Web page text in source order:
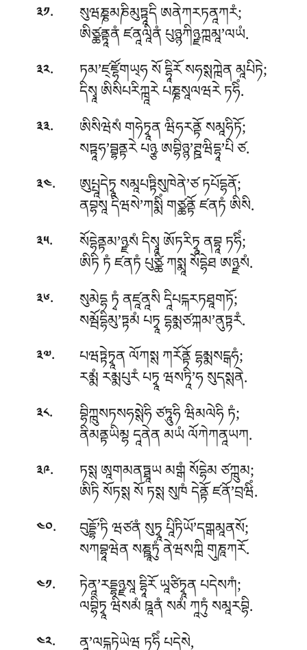
༣༡. སུཝཎྞམཎིམུཏྟཱདི ཨནེཀརཏནཱཀརཾ;
ཨིཙྪནྟཱནཾ ཛནཱལཱིནཾ པུཉྙཀིཉྫཀྑམཱ’ལཡཾ.
༣༢. ཏམ’ཛ྄ཛྷོགཡ྄ཧ སོ དྷཱིརོ སཧསྶཀྑེན མཱཔིཏེ;
དིསྭཱ ཨིསིཔརིཀྑཱརེ པཎྞསཱལཝརེ ཏཧིཾ.
༣༣. ཨིསིཝེསཾ གཧེཏྭཱན ཝིཧརནྟོ སམཱཧིཏོ;
སཏྟཱཧ’བྦྷནྟརེ པཉྩ ཨབྷིཉྙ’ཊྛཝིདྷཱ’པི ཙ.
༣༤. ཨུཔྤཱདེཏྭཱ སམཱཔཏྟིསུཁེནེ’ཙ ཏཔོདྷནོ;
ནབྷསཱ དིཝསེ’ཀསྨིཾ གཙྪནྟོ ཛནཏཾ ཨིསི.
༣༥. སོདྷེནྟམ’ཉྫསཾ དིསྭཱ ཨོཏརིཏྭཱ ནབྷཱ ཏཧིཾ;
ཨིཏི ཏཾ ཛནཏཾ པུཙྪི ཀསྨཱ སོདྷེཐ ཨཉྫསཾ.
༣༦. སུམེདྷ ཏྭཾ ནཛཱནཱསི དཱིཔངྐརཏཐཱགཏོ;
སམྦོདྷིམུ’ཏྟམཾ པཏྭཱ དྷམྨཙཀྐམ’ནུཏྟརཾ.
༣༧. པཝཏྟེཏྭཱན ལོཀསྶ ཀརོནྟོ དྷམྨསངྒཧཾ;
རམྨཾ རམྨཔུརཾ པཏྭཱ ཝསཏཱི’ཧ སུདསྶནེ.
༣༨. བྷིཀྑུསཏསཧསྶེཧི ཙཏཱུཧི ཝིམལེཧི ཏཾ;
ནིམནྟཡིམྷ དཱནེན མཡཾ ལོཀེཀནཱཡཀ.
༣༩. ཏསྶ ཨཱགམནཏྠཱཡ མགྒཾ སོདྷེམ ཙཀྑུམ;
ཨིཏི སོཏསྶ སོ ཏསྶ སུཁཾ དེནྟོ ཛནོ’བྲཝིཾ.
༤༠. བུདྡྷོ’ཏི ཝཙནཾ སུཏྭཱ པཱིཏིཡོ’དགྒམཱནསོ;
སཀབྷཱཝེན སཎྛཱཏུཾ ནེཝསཀྑི གུཎཱཀརོ.
༤༡. ཏེནཱ’རདྡྷཉྫསཱ དྷཱིརོ ཡཱཙིཏྭཱན པདེསཀཾ;
ལབྷིཏྭཱ ཝིསམཾ ཋཱནཾ སམཾ ཀཱཏུཾ སམཱརབྷི.